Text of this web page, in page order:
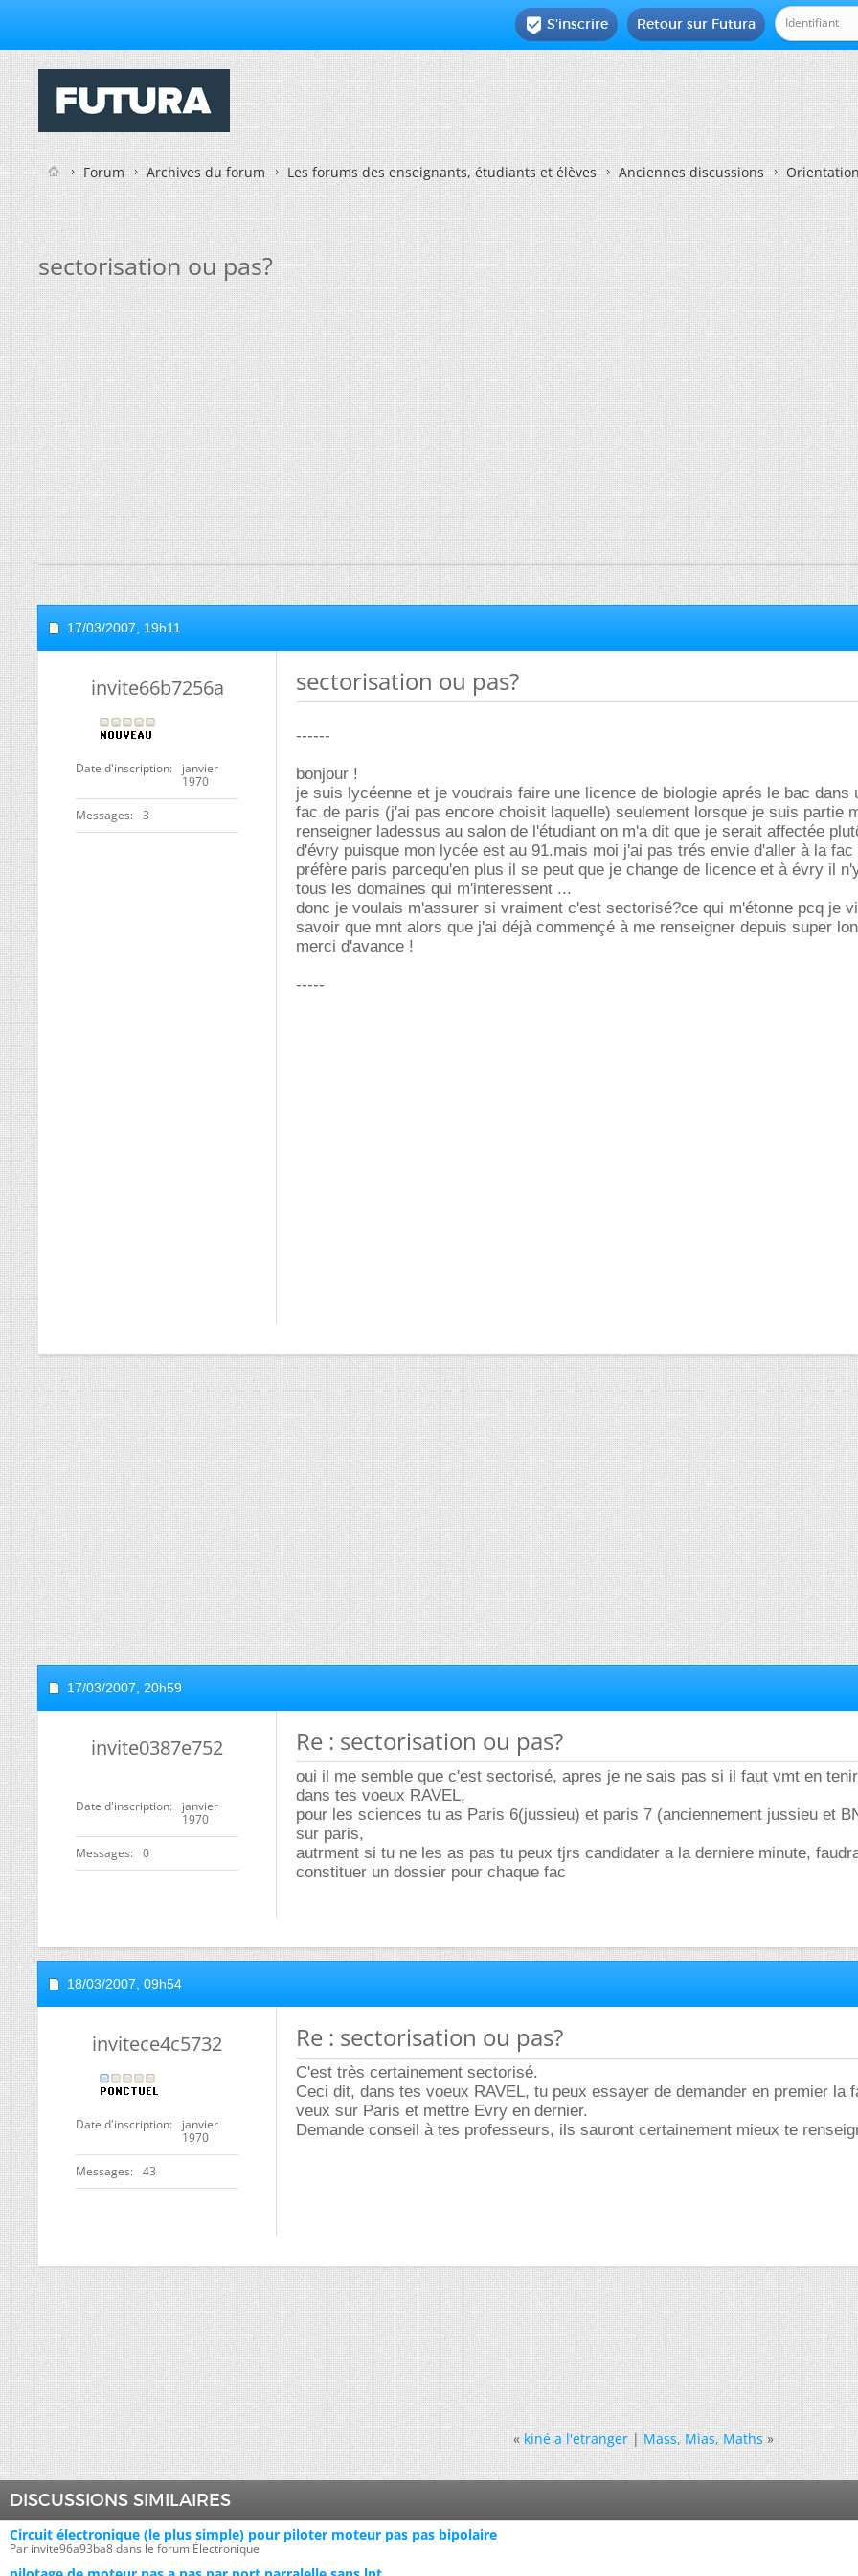
Retour sur Futura
 S'inscrire
Forum Archives du forum Les forums des enseignants, étudiants et élèves Anciennes discussions
sectorisation ou pas?
17/03/2007, 19h11
invite66b7256a
Date d'inscription
janvier
1970
Messages 3
sectorisation ou pas?
------
bonjour !
je suis lycéenne et je voudrais faire une licence de biologie aprés le bac dans
fac de paris (j'ai pas encore choisit laquelle) seulement lorsque je suis partie
renseigner ladessus au salon de l'étudiant on m'a dit que je serait affectée
d'évry puisque mon lycée est au 91.mais moi j'ai pas trés envie d'aller à la
préfère paris parcequ'en plus il se peut que je change de licence et à évry il
tous les domaines qui m'interessent ...
donc je voulais m'assurer si vraiment c'est sectorisé?ce qui m'étonne pcq je
savoir que mnt alors que j'ai déjà commençé à me renseigner depuis super
merci d'avance !
-----
17/03/2007, 20h59
invite0387e752
Date d'inscription
janvier
1970
Messages 0
Re : sectorisation ou pas?
oui il me semble que c'est sectorisé, apres je ne sais pas si il faut vmt en
dans tes voeux RAVEL,
pour les sciences tu as Paris 6(jussieu) et paris 7 (anciennement jussieu et
sur paris,
autrment si tu ne les as pas tu peux tjrs candidater a la derniere minute,
constituer un dossier pour chaque fac
18/03/2007, 09h54
invitece4c5732
Date d'inscription
janvier
1970
Messages 43
Re : sectorisation ou pas?
C'est très certainement sectorisé.
Ceci dit, dans tes voeux RAVEL, tu peux essayer de demander en premier la
veux sur Paris et mettre Evry en dernier.
Demande conseil à tes professeurs, ils sauront certainement mieux te
« kiné a l'etranger|Mass, Mias, Maths »
DISCUSSIONS SIMILAIRES
Circuit électronique (le plus simple) pour piloter moteur pas pas bipolaire
Par invite96a93ba8 dans le forum Électronique